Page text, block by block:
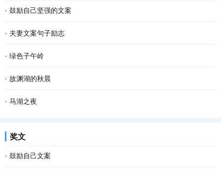
· 鼓励自己坚强的文案
· 夫妻文案句子励志
· 绿色子午岭
· 故渊湖的秋晨
· 马湖之夜
奖文
· 鼓励自己文案